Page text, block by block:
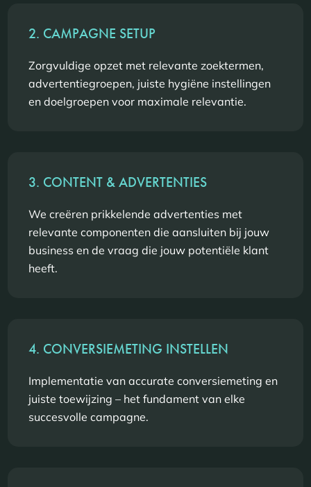
2. CAMPAGNE SETUP
Zorgvuldige opzet met relevante zoektermen,
advertentiegroepen, juiste hygiëne instellingen
en doelgroepen voor maximale relevantie.
3. CONTENT & ADVERTENTIES
We creëren prikkelende advertenties met
relevante componenten die aansluiten bij jouw
business en de vraag die jouw potentiële klant
heeft.
4. CONVERSIEMETING INSTELLEN
Implementatie van accurate conversiemeting en
juiste toewijzing – het fundament van elke
succesvolle campagne.